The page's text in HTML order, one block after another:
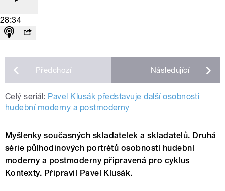
28:34
Předchozí Následující
Celý seriál: Pavel Klusák představuje další osobnosti
hudební moderny a postmoderny
Myšlenky současných skladatelek a skladatelů. Druhá
série půlhodinových portrétů osobností hudební
moderny a postmoderny připravená pro cyklus
Kontexty. Připravil Pavel Klusák.